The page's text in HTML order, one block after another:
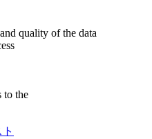
quality of the data
to the